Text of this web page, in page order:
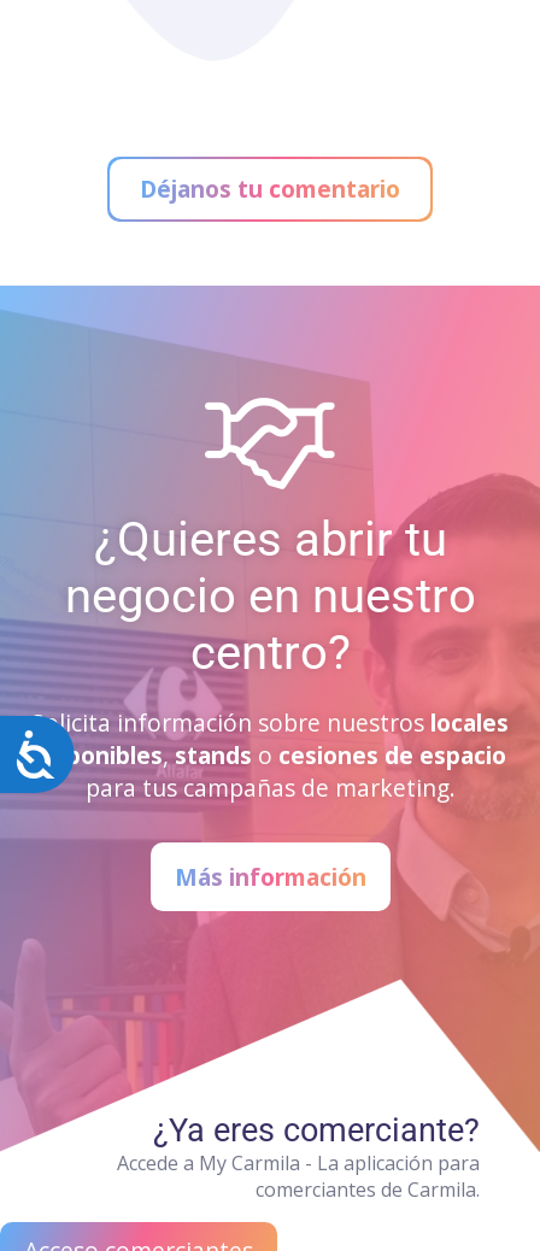
Accesibilidad
Déjanos tu comentario
¿Quieres abrir tu
negocio en nuestro
centro?
Solicita información sobre nuestros locales
disponibles, stands o cesiones de espacio
para tus campañas de marketing.
Más información
¿Ya eres comerciante?
Accede a My Carmila - La aplicación para
comerciantes de Carmila.